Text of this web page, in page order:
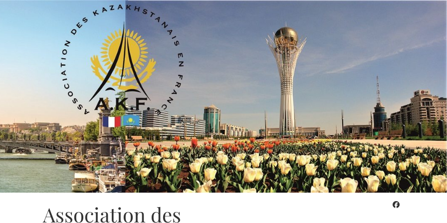
Association des